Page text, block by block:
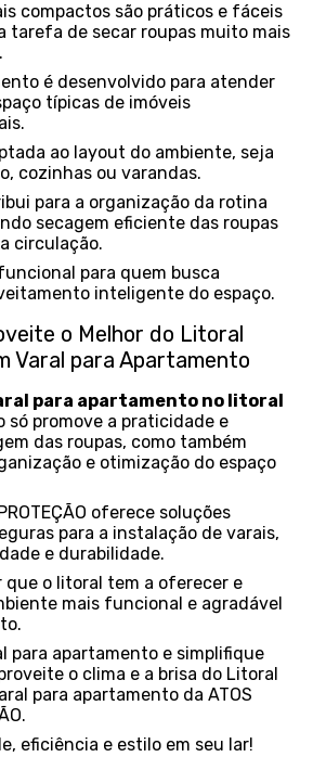
compactos são práticos e fáceis
tarefa de secar roupas muito mais
é desenvolvido para atender
típicas de imóveis
ao layout do ambiente, seja
cozinhas ou varandas.
para a organização da rotina
secagem eficiente das roupas
circulação.
para quem busca
inteligente do espaço.
o Melhor do Litoral
Varal para Apartamento
para apartamento no litoral
só promove a praticidade e
das roupas, como também
e otimização do espaço
oferece soluções
para a instalação de varais,
e durabilidade.
que o litoral tem a oferecer e
mais funcional e agradável
para apartamento e simplifique
o clima e a brisa do Litoral
para apartamento da ATOS
eficiência e estilo em seu lar!